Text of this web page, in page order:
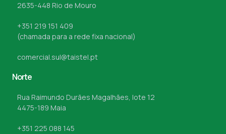
2635-448 Rio de Mouro
+351 219 151 409
(chamada para a rede fixa nacional)
comercial.sul@taistel.pt
Norte
Rua Raimundo Durães Magalhães, lote 12
4475-189 Maia
+351 225 088 145